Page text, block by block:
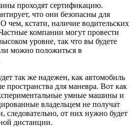
проходят сертификацию.
что они безопасны для
чем, кстати, наличие водительских
компании могут провести
уровне, так что вы будете
можно положиться в
так же надежен, как автомобиль
пространства для маневра. Вот как
умные машины и
владельцем не получат
следовательно, от них нужно будет
дистанции.